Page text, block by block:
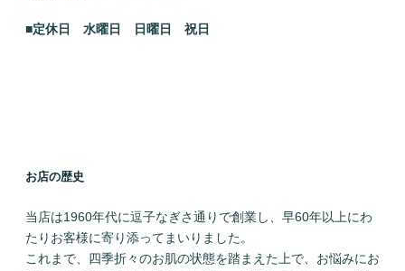
■定休日 水曜日 日曜日 祝日
お店の歴史
当店は1960年代に逗子なぎさ通りで創業し、早60年以上にわ
たりお客様に寄り添ってまいりました。
これまで、四季折々のお肌の状態を踏まえた上で、お悩みにお